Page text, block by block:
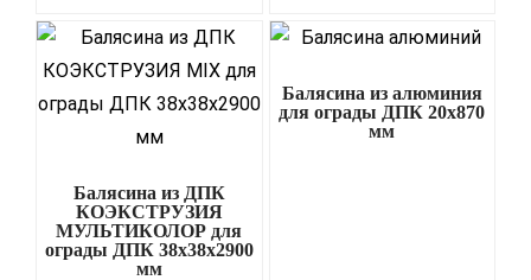
Балясина из ДПК
КОЭКСТРУЗИЯ
МУЛЬТИКОЛОР для
ограды ДПК 38х38х2900
мм
Балясина из алюминия
для ограды ДПК 20х870
мм